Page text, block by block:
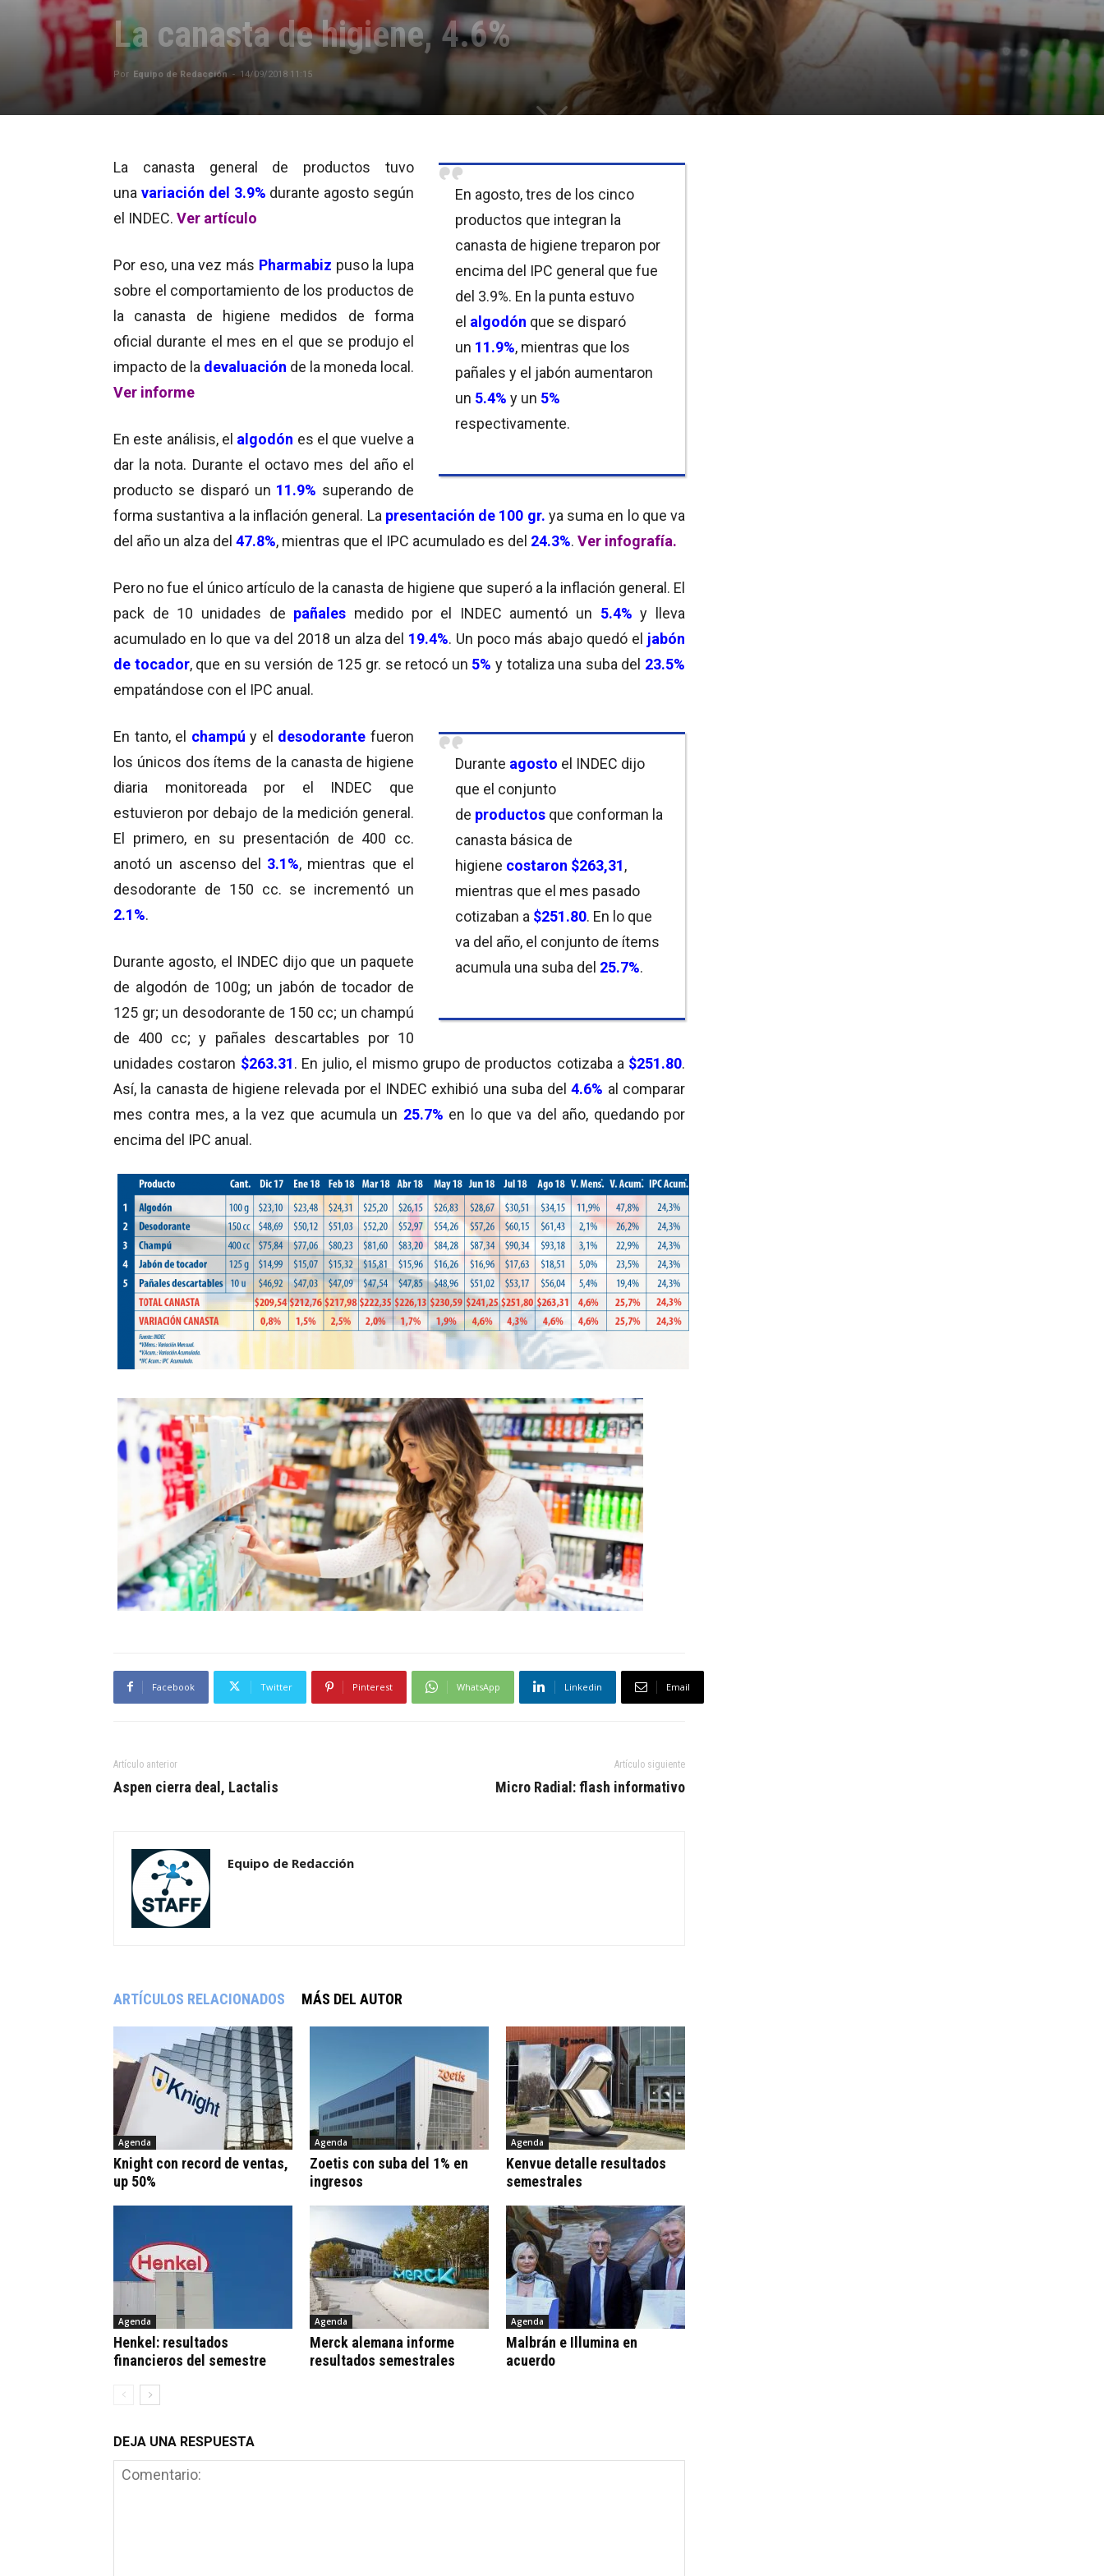
La canasta de higiene, 4.6%
Por Equipo de Redacción - 14/09/2018 11:15
En agosto, tres de los cinco
productos que integran la
canasta de higiene treparon por
encima del IPC general que fue
del 3.9%. En la punta estuvo
el algodón que se disparó
un 11.9%, mientras que los
pañales y el jabón aumentaron
un 5.4% y un 5%
respectivamente.
La canasta general de productos tuvo
una variación del 3.9% durante agosto según
el INDEC. Ver artículo
Por eso, una vez más Pharmabiz puso la lupa
sobre el comportamiento de los productos de
la canasta de higiene medidos de forma
oficial durante el mes en el que se produjo el
impacto de la devaluación de la moneda local.
Ver informe
En este análisis, el algodón es el que vuelve a
dar la nota. Durante el octavo mes del año el
producto se disparó un 11.9% superando de
forma sustantiva a la inflación general. La presentación de 100 gr. ya suma en lo que va
del año un alza del 47.8%, mientras que el IPC acumulado es del 24.3%. Ver infografía.
Pero no fue el único artículo de la canasta de higiene que superó a la inflación general. El
pack de 10 unidades de pañales medido por el INDEC aumentó un 5.4% y lleva
acumulado en lo que va del 2018 un alza del 19.4%. Un poco más abajo quedó el jabón
de tocador, que en su versión de 125 gr. se retocó un 5% y totaliza una suba del 23.5%
empatándose con el IPC anual.
Durante agosto el INDEC dijo
que el conjunto
de productos que conforman la
canasta básica de
higiene costaron $263,31,
mientras que el mes pasado
cotizaban a $251.80. En lo que
va del año, el conjunto de ítems
acumula una suba del 25.7%.
En tanto, el champúy el desodorantefueron
los únicos dos ítems de la canasta de higiene
diaria monitoreada por el INDEC que
estuvieron por debajo de la medición general.
El primero, en su presentación de 400 cc.
anotó un ascenso del 3.1%, mientras que el
desodorante de 150 cc. se incrementó un
2.1%.
Durante agosto, el INDEC dijo que un paquete
de algodón de 100g; un jabón de tocador de
125 gr; un desodorante de 150 cc; un champú
de 400 cc; y pañales descartables por 10
unidades costaron $263.31. En julio, el mismo grupo de productos cotizaba a $251.80.
Así, la canasta de higiene relevada por el INDEC exhibió una suba del4.6% al comparar
mes contra mes, a la vez que acumula un 25.7% en lo que va del año, quedando por
encima del IPC anual.
Facebook Twitter Pinterest WhatsApp Linkedin Email
Artículo anterior
Aspen cierra deal, Lactalis
Artículo siguiente
Micro Radial: flash informativo
Equipo de Redacción
ARTÍCULOS RELACIONADOS MÁS DEL AUTOR
Agenda
Knight con record de ventas,
up 50%
Agenda
Zoetis con suba del 1% en
ingresos
Agenda
Kenvue detalle resultados
semestrales
Agenda
Henkel: resultados
financieros del semestre
Agenda
Merck alemana informe
resultados semestrales
Agenda
Malbrán e Illumina en
acuerdo
DEJA UNA RESPUESTA